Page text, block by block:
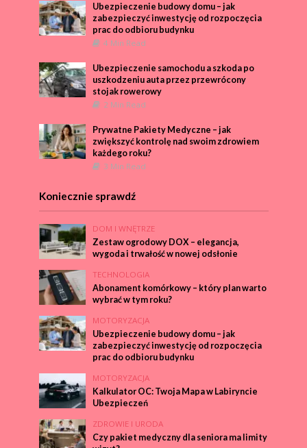
Ubezpieczenie budowy domu – jak
zabezpieczyć inwestycję od rozpoczęcia
prac do odbioru budynku
4 Min Read
Ubezpieczenie samochodu a szkoda po
uszkodzeniu auta przez przewrócony
stojak rowerowy
2 Min Read
Prywatne Pakiety Medyczne – jak
zwiększyć kontrolę nad swoim zdrowiem
każdego roku?
3 Min Read
Koniecznie sprawdź
DOM I WNĘTRZE
Zestaw ogrodowy DOX – elegancja,
wygoda i trwałość w nowej odsłonie
TECHNOLOGIA
Abonament komórkowy – który plan warto
wybrać w tym roku?
MOTORYZACJA
Ubezpieczenie budowy domu – jak
zabezpieczyć inwestycję od rozpoczęcia
prac do odbioru budynku
MOTORYZACJA
Kalkulator OC: Twoja Mapa w Labiryncie
Ubezpieczeń
ZDROWIE I URODA
Czy pakiet medyczny dla seniora ma limity